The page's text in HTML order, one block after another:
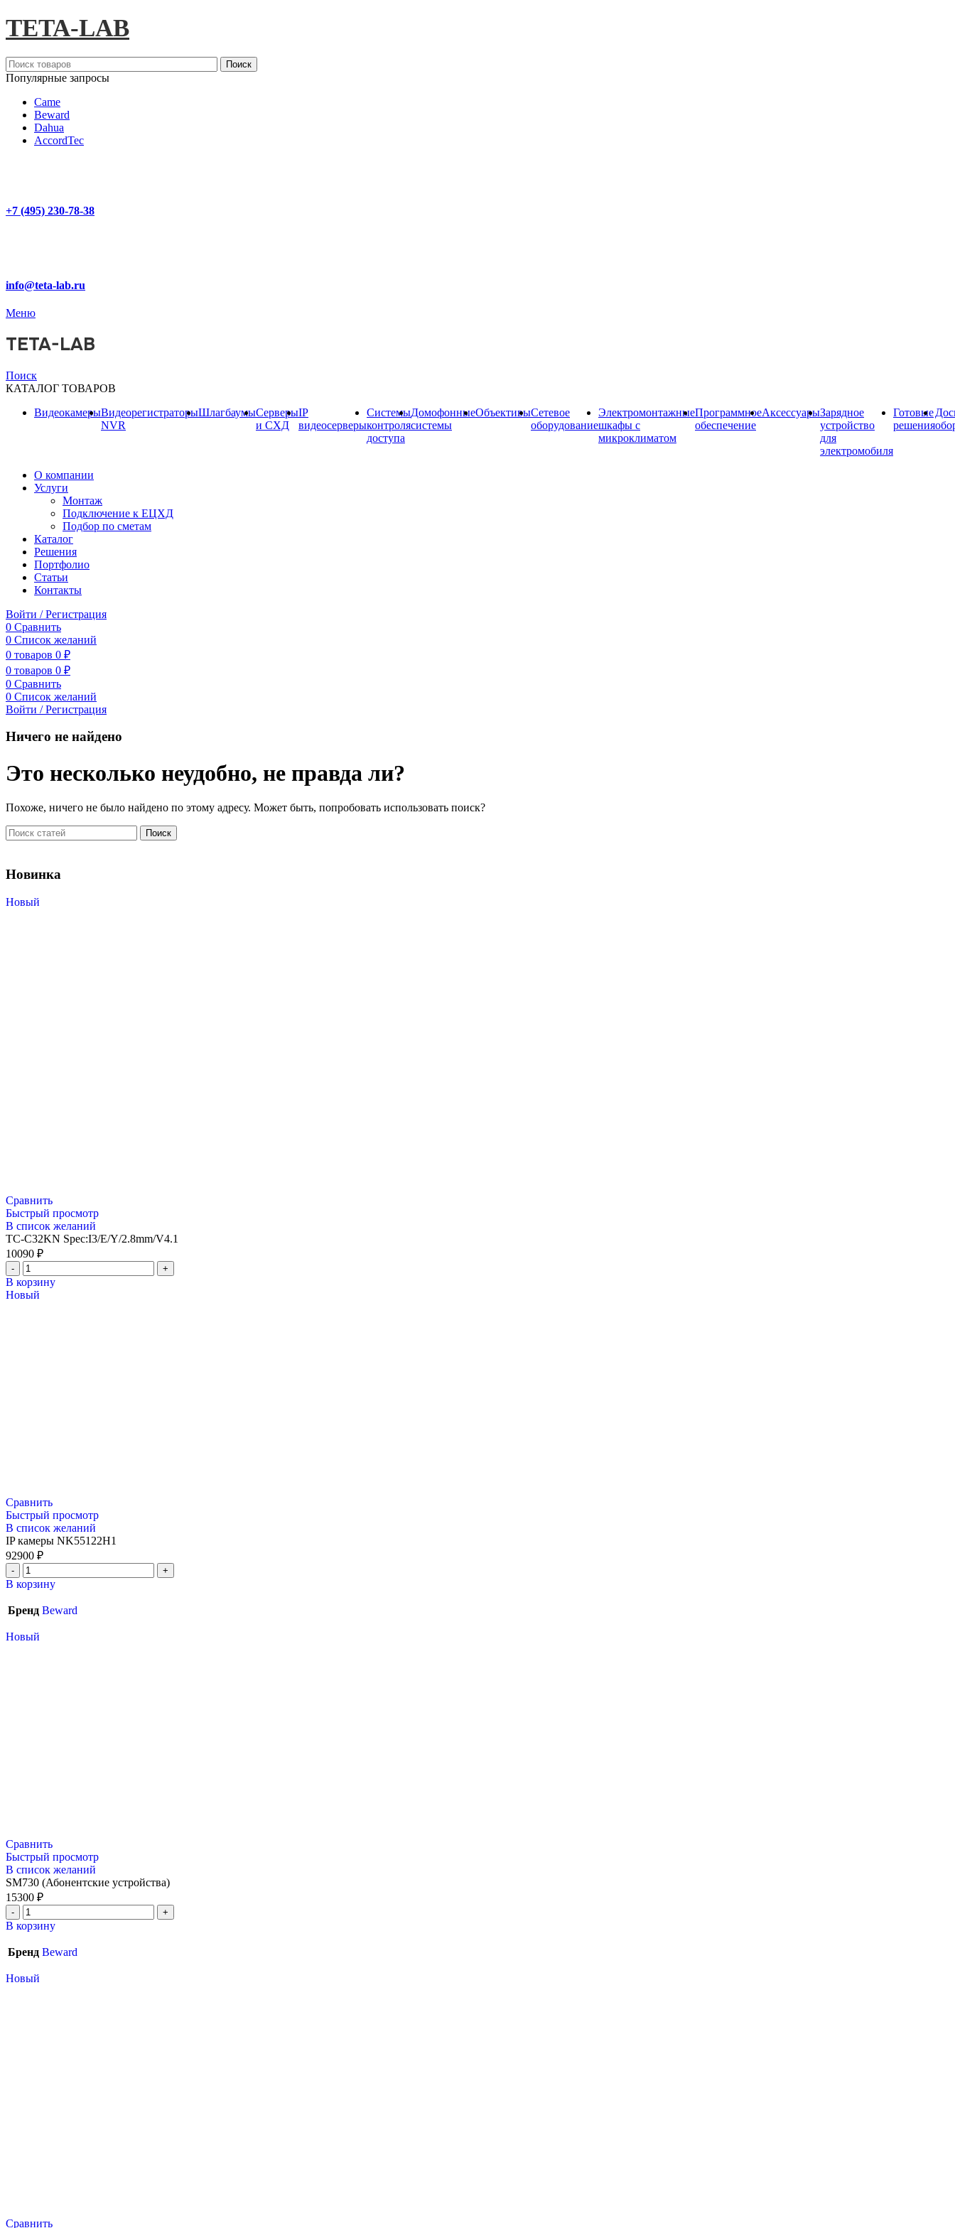
TETA-LAB
Поиск
Популярные запросы
Came
Beward
Dahua
AccordTec
+7 (495) 230-78-38
info@teta-lab.ru
Меню
TETA-LAB
Поиск
КАТАЛОГ ТОВАРОВ
ВидеокамерыВидеорегистраторы
NVR
ШлагбаумыСерверы
и СХД
IP
видеосерверы
Системы
контроля
доступа
Домофонные
системы
ОбъективыСетевое
оборудование
Электромонтажные
шкафы с
микроклиматом
Программное
обеспечение
АксессуарыЗарядное
устройство
для
электромобиля
Готовые
решения
О компании
Услуги
Монтаж
Подключение к ЕЦХД
Подбор по сметам
Каталог
Решения
Портфолио
Статьи
Контакты
Войти / Регистрация
0 Сравнить
0 Список желаний
0 товаров 0 ₽
0 товаров 0 ₽
0 Сравнить
0 Список желаний
Войти / Регистрация
Ничего не найдено
Это несколько неудобно, не правда ли?
Похоже, ничего не было найдено по этому адресу. Может быть, попробовать использовать поиск?
Поиск
Новинка
Новый
Сравнить
Быстрый просмотр
В список желаний
TC-C32KN Spec:I3/E/Y/2.8mm/V4.1
10090 ₽
В корзину
Новый
Сравнить
Быстрый просмотр
В список желаний
IP камеры NK55122H1
92900 ₽
В корзину
Бренд Beward
Новый
Сравнить
Быстрый просмотр
В список желаний
SM730 (Абонентские устройства)
15300 ₽
В корзину
Бренд Beward
Новый
Сравнить